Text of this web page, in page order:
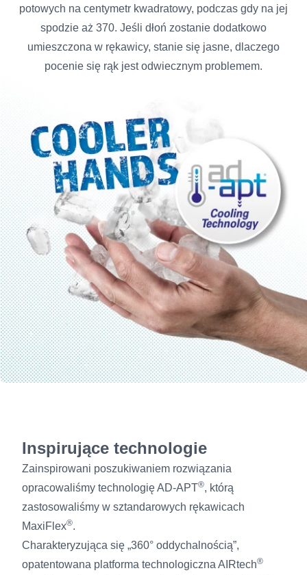
potowych na centymetr kwadratowy, podczas gdy na jej
spodzie aż 370. Jeśli dłoń zostanie dodatkowo
umieszczona w rękawicy, stanie się jasne, dlaczego
pocenie się rąk jest odwiecznym problemem.
Inspirujące technologie
Zainspirowani poszukiwaniem rozwiązania
opracowaliśmy technologię AD-APT®, którą
zastosowaliśmy w sztandarowych rękawicach
MaxiFlex®.
Charakteryzująca się „360° oddychalnością”,
opatentowana platforma technologiczna AIRtech®